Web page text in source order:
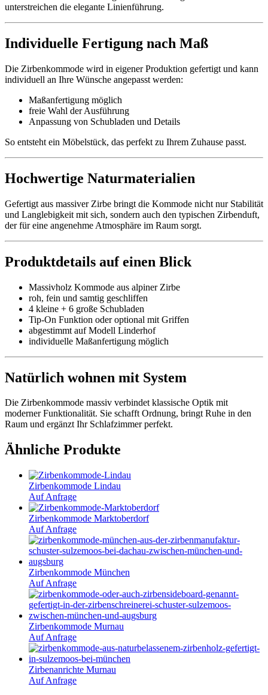
unterstreichen die elegante Linienführung.
Individuelle Fertigung nach Maß
Die Zirbenkommode wird in eigener Produktion gefertigt und kann
individuell an Ihre Wünsche angepasst werden:
Maßanfertigung möglich
freie Wahl der Ausführung
Anpassung von Schubladen und Details
So entsteht ein Möbelstück, das perfekt zu Ihrem Zuhause passt.
Hochwertige Naturmaterialien
Gefertigt aus massiver Zirbe bringt die Kommode nicht nur Stabilität
und Langlebigkeit mit sich, sondern auch den typischen Zirbenduft,
der für eine angenehme Atmosphäre im Raum sorgt.
Produktdetails auf einen Blick
Massivholz Kommode aus alpiner Zirbe
roh, fein und samtig geschliffen
4 kleine + 6 große Schubladen
Tip-On Funktion oder optional mit Griffen
abgestimmt auf Modell Linderhof
individuelle Maßanfertigung möglich
Natürlich wohnen mit System
Die Zirbenkommode massiv verbindet klassische Optik mit
moderner Funktionalität. Sie schafft Ordnung, bringt Ruhe in den
Raum und ergänzt Ihr Schlafzimmer perfekt.
Ähnliche Produkte
Zirbenkommode Lindau
Auf Anfrage
Zirbenkommode Marktoberdorf
Auf Anfrage
Zirbenkommode München
Auf Anfrage
Zirbenkommode Murnau
Auf Anfrage
Zirbenanrichte Murnau
Auf Anfrage